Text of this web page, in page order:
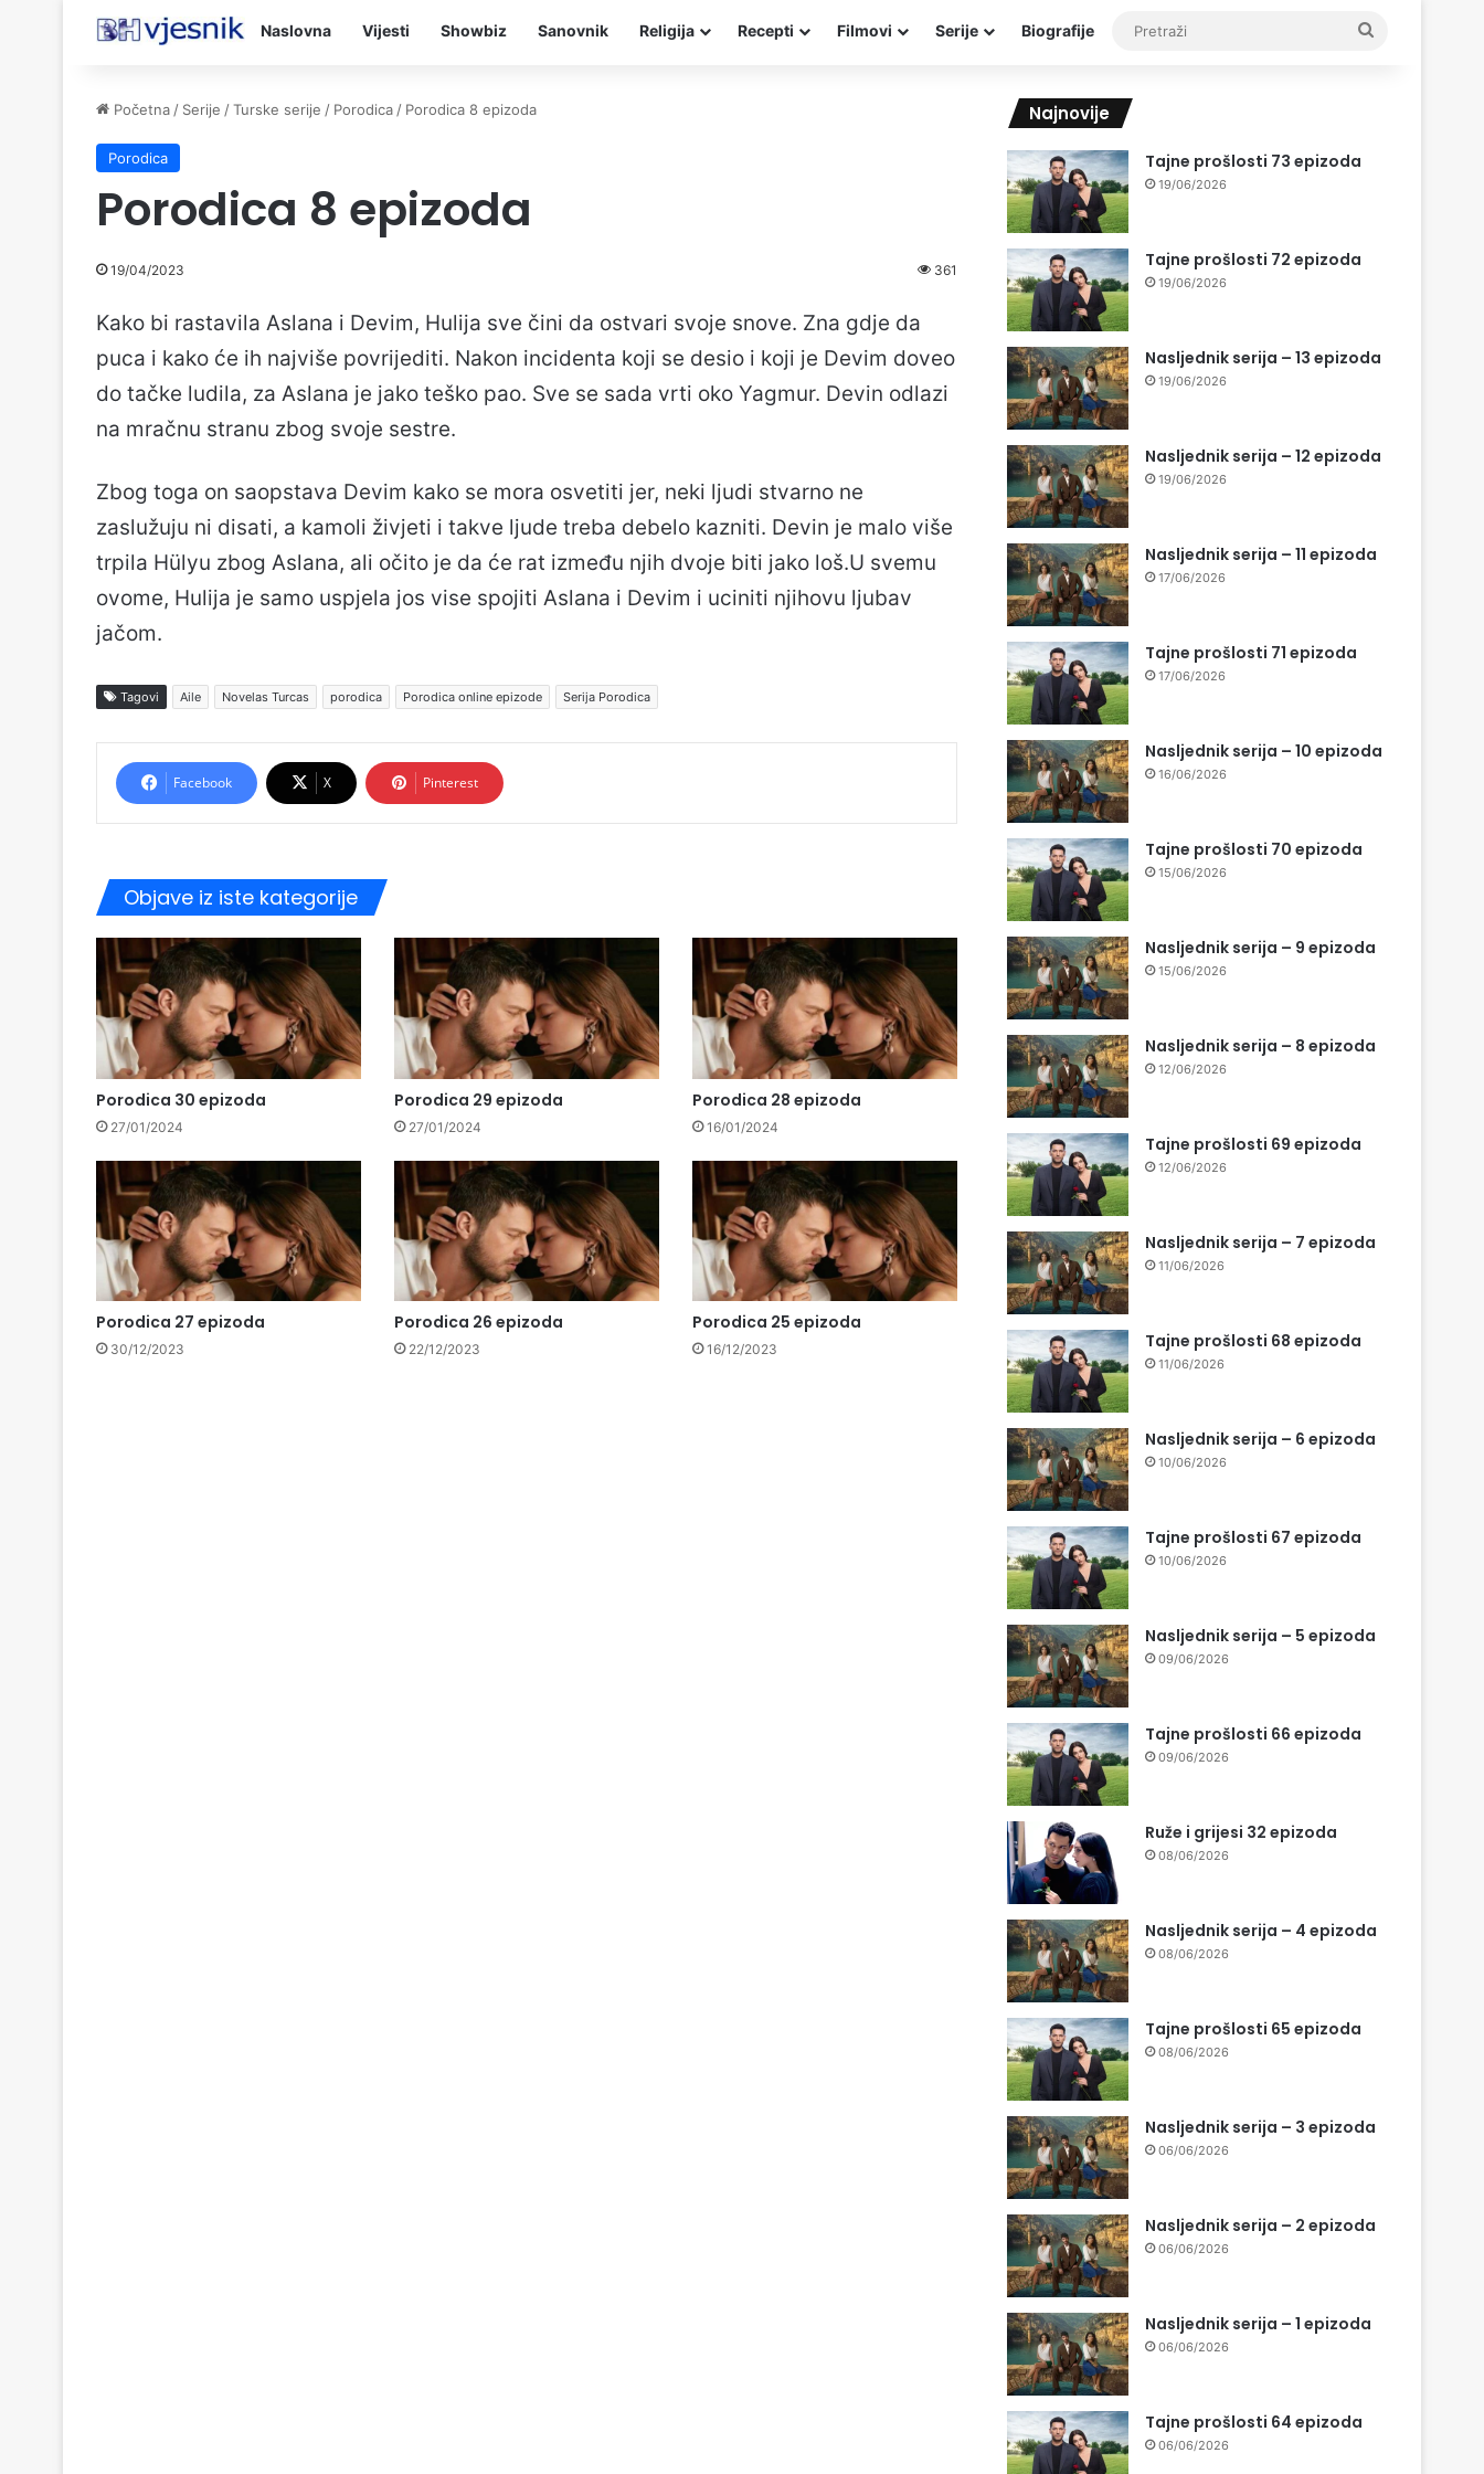
Naslovna Vijesti Showbiz Sanovnik Religija Recepti Filmovi Serije Biografije
Početna / Serije /Turske serije / Porodica / Porodica 8 epizoda
Porodica
Porodica 8 epizoda
19/04/2023 361
Kako bi rastavila Aslana i Devim, Hulija sve čini da ostvari svoje snove. Zna gdje da
puca i kako će ih najviše povrijediti. Nakon incidenta koji se desio i koji je Devim doveo
do tačke ludila, za Aslana je jako teško pao. Sve se sada vrti oko Yagmur. Devin odlazi
na mračnu stranu zbog svoje sestre.
Zbog toga on saopstava Devim kako se mora osvetiti jer, neki ljudi stvarno ne
zaslužuju ni disati, a kamoli živjeti i takve ljude treba debelo kazniti. Devin je malo više
trpila Hülyu zbog Aslana, ali očito je da će rat između njih dvoje biti jako loš.U svemu
ovome, Hulija je samo uspjela jos vise spojiti Aslana i Devim i uciniti njihovu ljubav
jačom.
Tagovi Aile Novelas Turcas porodica Porodica online epizode Serija Porodica
Facebook X Pinterest
Objave iz iste kategorije
Porodica 30 epizoda
27/01/2024
Porodica 29 epizoda
27/01/2024
Porodica 28 epizoda
16/01/2024
Porodica 27 epizoda
30/12/2023
Porodica 26 epizoda
22/12/2023
Porodica 25 epizoda
16/12/2023
Najnovije
Tajne prošlosti 73 epizoda
19/06/2026
Tajne prošlosti 72 epizoda
19/06/2026
Nasljednik serija – 13 epizoda
19/06/2026
Nasljednik serija – 12 epizoda
19/06/2026
Nasljednik serija – 11 epizoda
17/06/2026
Tajne prošlosti 71 epizoda
17/06/2026
Nasljednik serija – 10 epizoda
16/06/2026
Tajne prošlosti 70 epizoda
15/06/2026
Nasljednik serija – 9 epizoda
15/06/2026
Nasljednik serija – 8 epizoda
12/06/2026
Tajne prošlosti 69 epizoda
12/06/2026
Nasljednik serija – 7 epizoda
11/06/2026
Tajne prošlosti 68 epizoda
11/06/2026
Nasljednik serija – 6 epizoda
10/06/2026
Tajne prošlosti 67 epizoda
10/06/2026
Nasljednik serija – 5 epizoda
09/06/2026
Tajne prošlosti 66 epizoda
09/06/2026
Ruže i grijesi 32 epizoda
08/06/2026
Nasljednik serija – 4 epizoda
08/06/2026
Tajne prošlosti 65 epizoda
08/06/2026
Nasljednik serija – 3 epizoda
06/06/2026
Nasljednik serija – 2 epizoda
06/06/2026
Nasljednik serija – 1 epizoda
06/06/2026
Tajne prošlosti 64 epizoda
06/06/2026